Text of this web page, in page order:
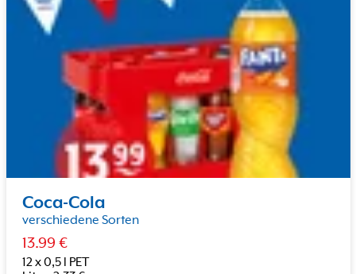
Coca-Cola
verschiedene Sorten
13.99 €
12 x 0,5 l PET